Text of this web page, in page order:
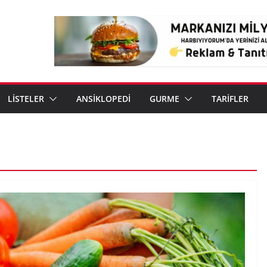
LİSTELER ANSİKLOPEDİ GURME TARİFLER